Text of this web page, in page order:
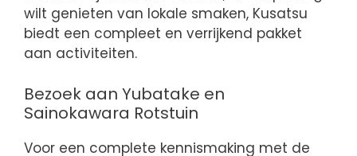
wilt genieten van lokale smaken, Kusatsu
biedt een compleet en verrijkend pakket
aan activiteiten.
Bezoek aan Yubatake en
Sainokawara Rotstuin
Voor een complete kennismaking met de